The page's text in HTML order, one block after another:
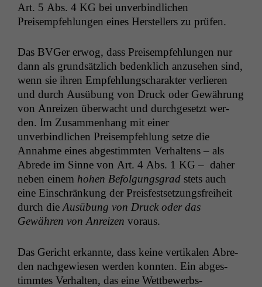
Art. 5 Abs. 4 KG bei unverbindlichen
Preisempfehlun­gen eines Her­stellers zu prüfen.
Das BVGer erwog, dass Preisempfehlun­gen nur
dann als grund­sät­zlich beden­klich anzuse­hen sind,
wenn sie ihren Empfehlungscharak­ter ver­lieren
und durch Ausübung von Druck oder Gewährung
von Anreizen überwacht und durchge­set­zt wer­
den. Im Zusam­men­hang mit ein­er
unverbindlichen Preisempfehlung set­ze die
Annahme eines abges­timmten Ver­hal­tens – als
Abrede im Sinne von Art. 4 Abs. 1 KG – daher
neben einem hohen Befol­gungs­grad stets auch
eine Ein­schränkung der Pre­is­fest­set­zungs­frei­heit
durch die Ausübung von Druck oder das
Gewähren von Anreizen voraus.
Das Gericht erkan­nte, dass keine ver­tikalen Abre­
den nachgewiesen wer­den kon­nten. Ein abges­
timmtes Ver­hal­ten, das eine Wet­tbe­werb­s­